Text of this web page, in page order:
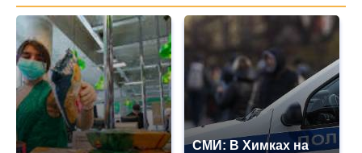
СМИ: В Химках на